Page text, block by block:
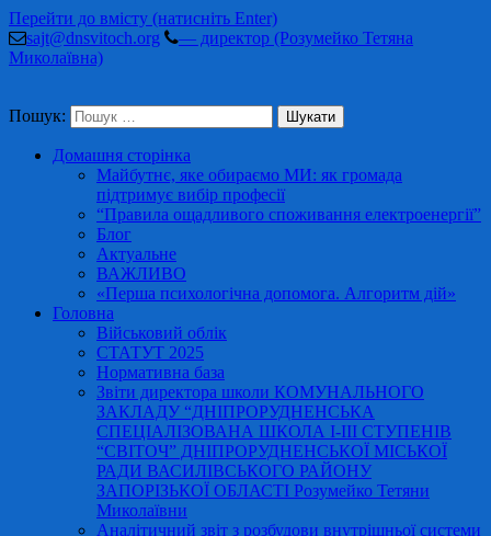
Перейти до вмісту (натисніть Enter)
sajt@dnsvitoch.org
— директор (Розумейко Тетяна
Миколаївна)
Пошук:
Домашня сторінка
Майбутнє, яке обираємо МИ: як громада
підтримує вибір професії
“Правила ощадливого споживання електроенергії”
Блог
Актуальне
ВАЖЛИВО
«Перша психологічна допомога. Алгоритм дій»
Головна
Військовий облік
СТАТУТ 2025
Нормативна база
Звіти директора школи КОМУНАЛЬНОГО
ЗАКЛАДУ “ДНІПРОРУДНЕНСЬКА
СПЕЦІАЛІЗОВАНА ШКОЛА І-ІІІ СТУПЕНІВ
“СВІТОЧ” ДНІПРОРУДНЕНСЬКОЇ МІСЬКОЇ
РАДИ ВАСИЛІВСЬКОГО РАЙОНУ
ЗАПОРІЗЬКОЇ ОБЛАСТІ Розумейко Тетяни
Миколаївни
Аналітичний звіт з розбудови внутрішньої системи